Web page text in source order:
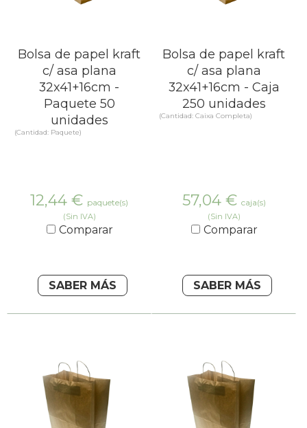
Bolsa de papel kraft
c/ asa plana
32x41+16cm -
Paquete 50
unidades
(Cantidad: Paquete)
12,44 € paquete(s)
(Sin IVA)
Comparar
SABER MÁS
Bolsa de papel kraft
c/ asa plana
32x41+16cm - Caja
250 unidades
(Cantidad: Caixa Completa)
57,04 € caja(s)
(Sin IVA)
Comparar
SABER MÁS